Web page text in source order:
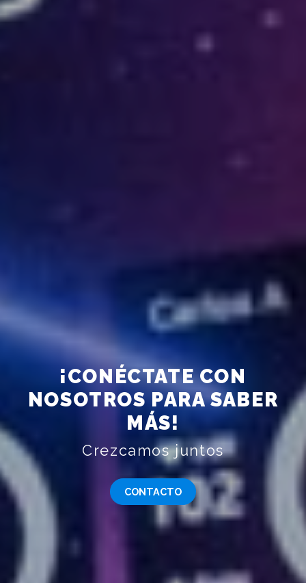
¡CONÉCTATE CON
NOSOTROS PARA SABER
MÁS!
Crezcamos juntos
CONTACTO